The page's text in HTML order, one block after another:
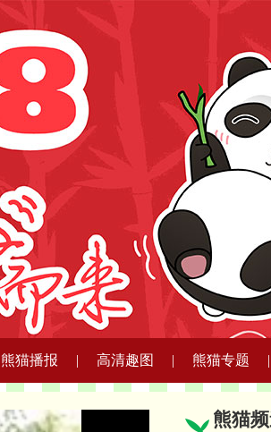
熊猫播报 | 高清趣图 | 熊猫专题 |
熊猫